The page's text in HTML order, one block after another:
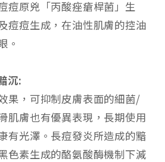
痘原兇「丙酸痤瘡桿菌」生
痘痘生成，在油性肌膚的控油
。
沉:
果，可抑制皮膚表面的細菌/
肌膚也有優異表現，長期使用
有光澤。長痘發炎所造成的黯
色素生成的酪氨酸酶機制下減